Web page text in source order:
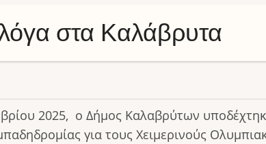
στα Καλάβρυτα
2025, ο Δήμος Καλαβρύτων
για τους Χειμερινούς